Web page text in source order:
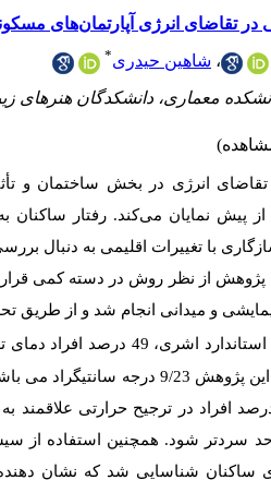
در تقاضای انرژی آپارتمان‌های
، شاهین حیدری*
معماری، دانشکدگان هنرهای
تقاضای انرژی در بخش ساختمان و
پیش نمایان می‌کند. رفتار
با تغییرات اقلیمی به دنبال
پژوهش از نظر روش در دسته کمی
و میدانی انجام شد و از طریق
سردتر شود. همچنین استفاده از
ساکنان شناسایی شد که نشان